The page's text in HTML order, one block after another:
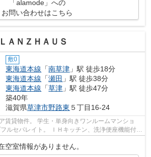
「alamode」への
お問い合わせはこちら
ＡＮＺＨＡＵＳ
敷0
東海道本線 「南草津 」駅 徒歩18分
東海道本線 「瀬田 」駅 徒歩38分
東海道本線 「草津 」駅 徒歩47分
築40年
滋賀県草津市野路東 ５丁目16-24
賃貸物件。 学生・単身向きワンルームマンショ
ルセパレイト。 ＩＨキッチン、洗浄便座機能付
空室情報がありません。